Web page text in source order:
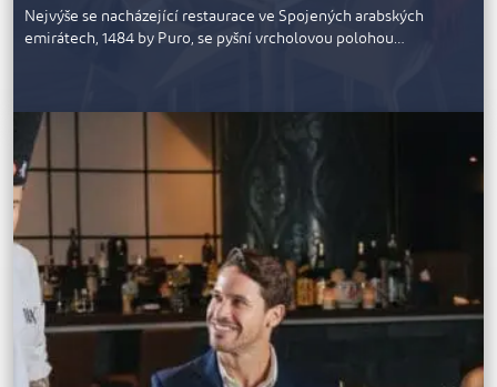
Nejvýše se nacházející restaurace ve Spojených arabských
emirátech, 1484 by Puro, se pyšní vrcholovou polohou…